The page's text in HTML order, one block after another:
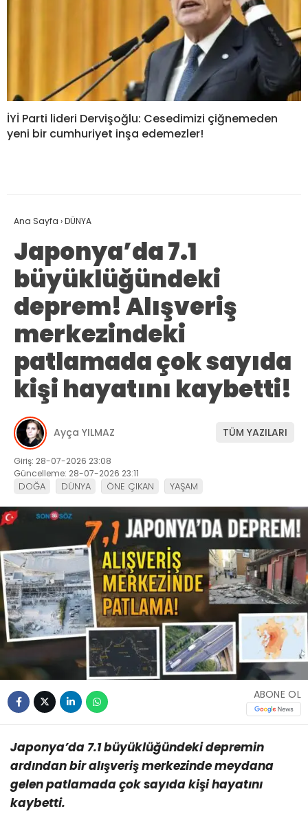
İYİ Parti lideri Dervişoğlu: Cesedimizi çiğnemeden
yeni bir cumhuriyet inşa edemezler!
Ana Sayfa ›DÜNYA
Japonya’da 7.1
büyüklüğündeki
deprem! Alışveriş
merkezindeki
patlamada çok sayıda
kişi hayatını kaybetti!
Ayça YILMAZ TÜM YAZILARI
Giriş: 28-07-2026 23:08
Güncelleme: 28-07-2026 23:11
DOĞA DÜNYA ÖNE ÇIKAN YAŞAM
ABONE OL
Japonya’da 7.1 büyüklüğündeki depremin
ardından bir alışveriş merkezinde meydana
gelen patlamada çok sayıda kişi hayatını
kaybetti.